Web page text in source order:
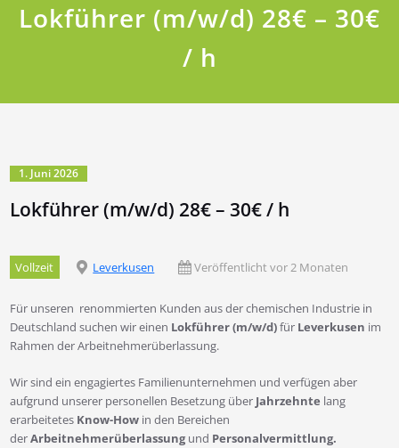
Lokführer (m/w/d) 28€ – 30€
/ h
1. Juni 2026
Lokführer (m/w/d) 28€ – 30€ / h
Vollzeit Leverkusen Veröffentlicht vor 2 Monaten
Für unseren renommierten Kunden aus der chemischen Industrie in
Deutschland suchen wir einen Lokführer (m/w/d)für Leverkusen im
Rahmen der Arbeitnehmerüberlassung.
Wir sind ein engagiertes Familienunternehmen und verfügen aber
aufgrund unserer personellen Besetzung über Jahrzehnte lang
erarbeitetesKnow-Howin den Bereichen
derArbeitnehmerüberlassungund Personalvermittlung.